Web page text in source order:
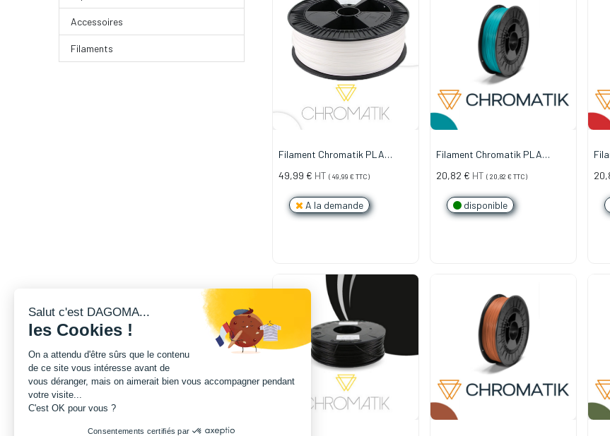
Accessoires
Filaments
Filament Chromatik PLA
49,99 € HT ( 49,99 € TTC)
A la demande
Filament Chromatik PLA
20,82 € HT ( 20,82 € TTC)
disponible
Salut c'est DAGOMA...
les Cookies !
On a attendu d'être sûrs que le contenu
de ce site vous intéresse avant de
vous déranger, mais on aimerait bien vous accompagner pendant
votre visite...
C'est OK pour vous ?
Consentements certifiés par